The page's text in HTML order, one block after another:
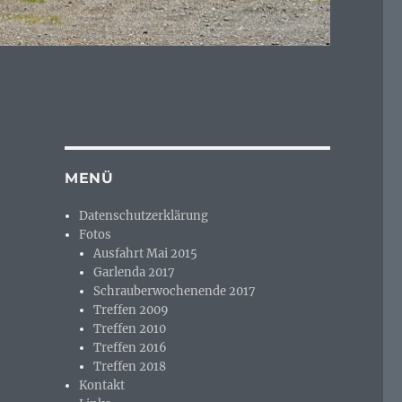
MENÜ
Datenschutzerklärung
Fotos
Ausfahrt Mai 2015
Garlenda 2017
Schrauberwochenende 2017
Treffen 2009
Treffen 2010
Treffen 2016
Treffen 2018
Kontakt